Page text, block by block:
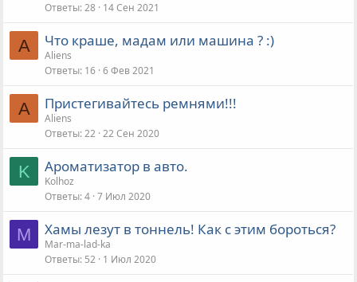
Ответы 28 14 Сен 2021
A Что краше, мадам или машина ? :)
Aliens
Ответы 16 6 Фев 2021
A Пристегивайтесь ремнями!!!
Aliens
Ответы 22 22 Сен 2020
K Ароматизатор в авто.
Kolhoz
Ответы 4 7 Июл 2020
M Хамы лезут в тоннель! Как с этим бороться?
Mar-ma-lad-ka
Ответы 52 1 Июл 2020